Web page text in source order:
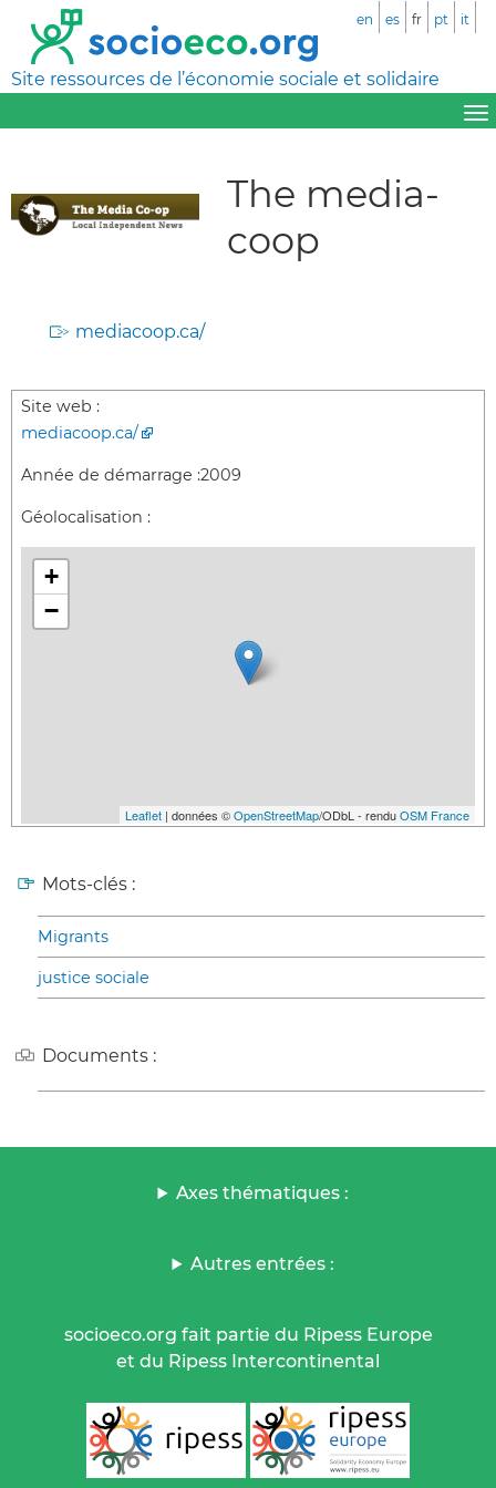
Site ressources de l’économie sociale et solidaire
en es fr pt it
The media-
coop
mediacoop.ca/
Site web :
mediacoop.ca/
Année de démarrage :2009
Géolocalisation :
+
−
Leaflet | données ©OpenStreetMap/ODbL - renduOSM France
Mots-clés :
Migrants
justice sociale
Documents :
Axes thématiques :
Autres entrées :
socioeco.org fait partie du Ripess Europe
et du Ripess Intercontinental